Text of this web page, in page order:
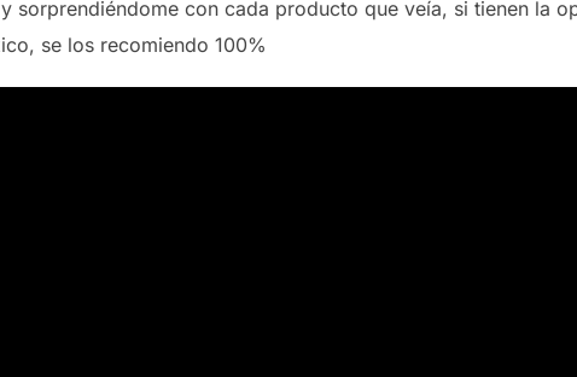
sorprendiéndome con cada producto que veía, si tienen la
se los recomiendo 100%